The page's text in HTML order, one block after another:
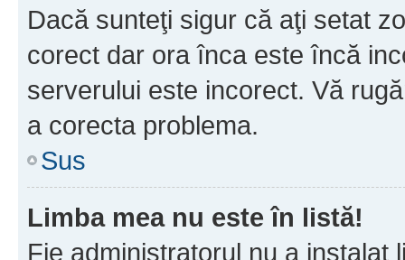
Dacă sunteţi sigur că aţi setat
corect dar ora înca este încă
serverului este incorect. Vă
a corecta problema.
Sus
Limba mea nu este în listă!
Fie administratorul nu a instalat